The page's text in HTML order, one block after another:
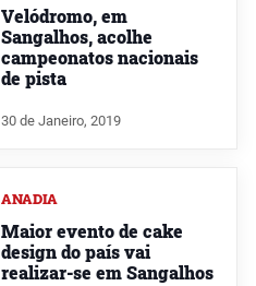
Velódromo, em
Sangalhos, acolhe
campeonatos nacionais
de pista
30 de Janeiro, 2019
ANADIA
Maior evento de cake
design do país vai
realizar-se em Sangalhos